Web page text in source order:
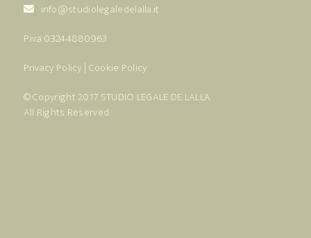
info@studiolegaledelalla.it
P.iva 03244880963
Privacy Policy | Cookie Policy
© Copyright 2017 STUDIO LEGALE DE LALLA
All Rights Reserved